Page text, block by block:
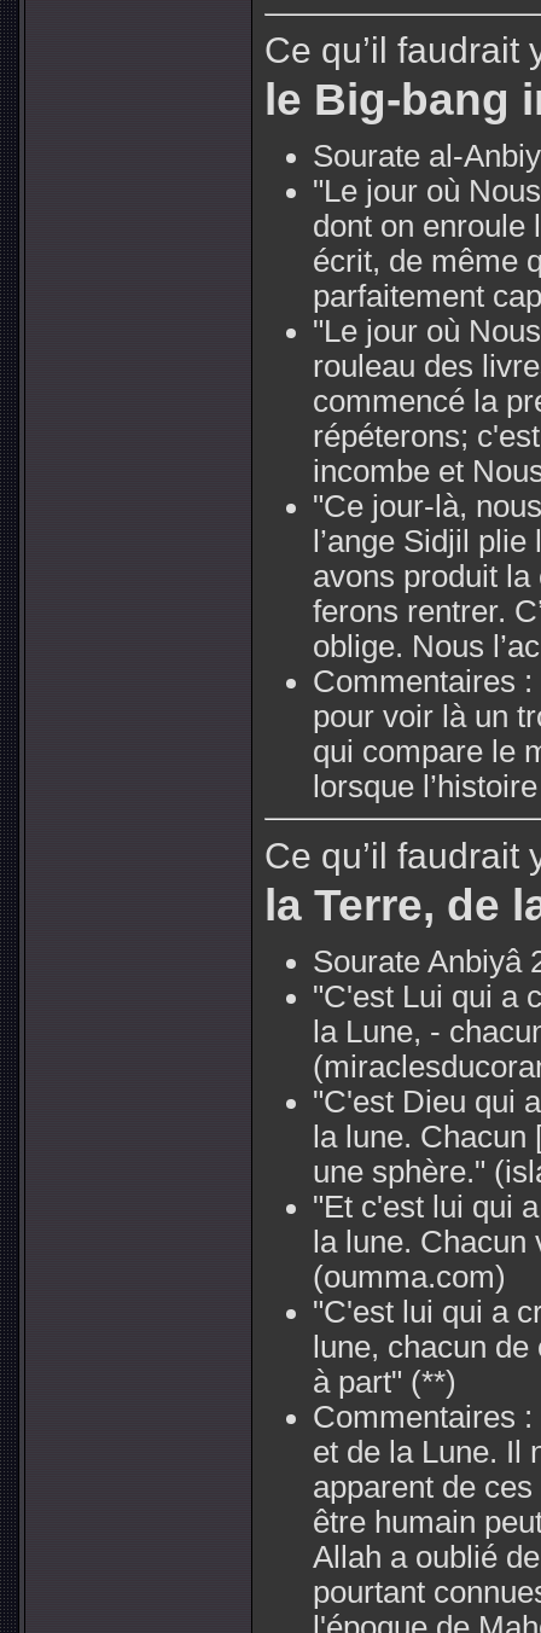
Ce qu’il faudrait
le Big-bang
Sourate al-
"Le jour où
dont on enroule
écrit, de même
parfaitement
"Le jour où
rouleau des
commencé la
répéterons;
incombe et
"Ce jour-là,
l’ange Sidjil
avons produit
ferons rentrer.
oblige. Nous
Commentaires :
pour voir là un
qui compare le
lorsque
Ce qu’il faudrait
la Terre, de
Sourate Anbiyâ
"C'est Lui qui a
la Lune, -
"C'est Dieu qui
la lune. Chacun
une sphère."
"Et c'est lui qui
la lune. Chacun
(oumma.com)
"C'est lui qui a
lune, chacun
à part" (**)
Commentaires :
et de la Lune. Il
apparent de
être humain
Allah a oublié
pourtant